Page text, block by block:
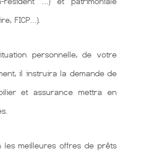
FICP…).
personnelle, de votre
il instruira la demande de
et assurance mettra en
les meilleures offres de prêts